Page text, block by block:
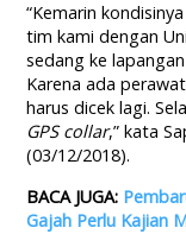
“Kemarin
tim kami dengan
sedang ke
Karena ada
harus dicek lagi.
GPS collar,” kata
(03/12/2018).
BACA JUGA:
Gajah Perlu Kajian